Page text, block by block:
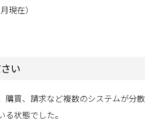
現在）
い
買、請求など複数のシステムが分
状態でした。